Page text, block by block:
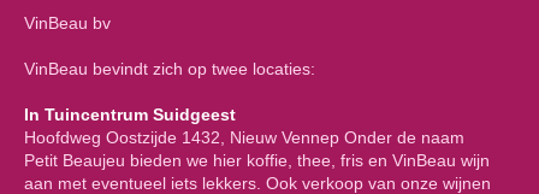
VinBeau bv
VinBeau bevindt zich op twee locaties:
In Tuincentrum Suidgeest
Hoofdweg Oostzijde 1432, Nieuw Vennep Onder de naam
Petit Beaujeu bieden we hier koffie, thee, fris en VinBeau wijn
aan met eventueel iets lekkers. Ook verkoop van onze wijnen